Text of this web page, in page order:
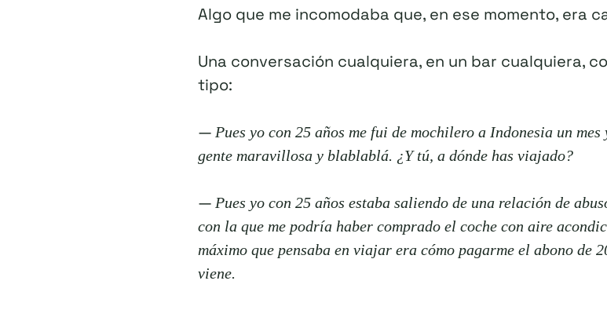
Algo que me incomodaba que, en ese momento, era
Una conversación cualquiera, en un bar cualquiera,
tipo:
— Pues yo con 25 años me fui de mochilero a Indonesia un
gente maravillosa y blablablá. ¿Y tú, a dónde has viajado?
— Pues yo con 25 años estaba saliendo de una relación de
con la que me podría haber comprado el coche con aire
máximo que pensaba en viajar era cómo pagarme el abono de
viene.